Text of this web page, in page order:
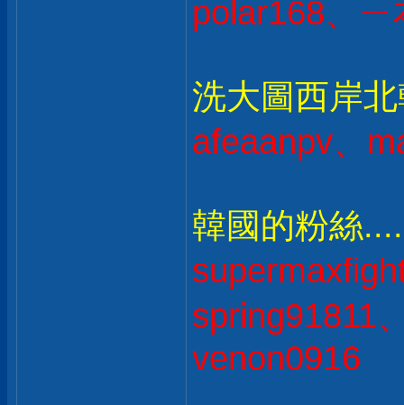
polar168、
洗大圖西岸
afeaanpv、
韓國的粉絲....
spring91811
venon0916